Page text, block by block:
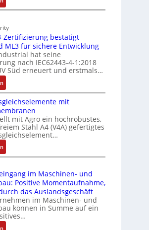
g
e
I
d
u
t
r
i
e
-
P
C
l
ä
s
s
s
i
c
h
f
l
e
M
b
i
f
u
n
k
m
o
d
u
l
e
b
r
i
n
e
n
4
G
Zertifizierung bestätigt
ML3 für sichere Entwicklung
hat seine
nach IEC62443-4-1:2018
Süd erneuert und erstmals…
:
I
E
C
6
2
4
4
3
Z
e
r
t
i
mit
mit Agro ein hochrobustes,
Stahl A4 (V4A) gefertigtes
:
D
u
c
k
a
u
s
im Maschinen- und
Positive Momentaufnahme,
das Auslandsgeschäft
im Maschinen- und
können in Summe auf ein
: